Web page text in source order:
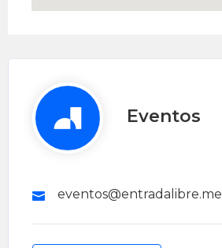
Eventos
eventos@entradalibre.me